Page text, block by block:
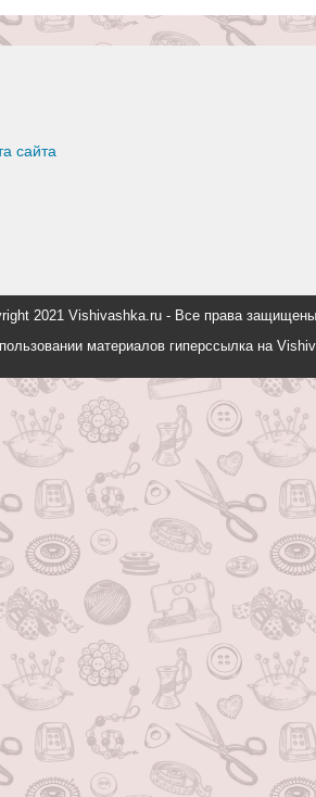
сайта
2021 Vishivashka.ru - Все права
материалов гиперссылка на